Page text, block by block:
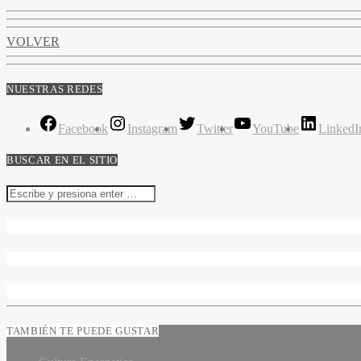
VOLVER
NUESTRAS REDES
Facebook Instagram Twitter YouTube
BUSCAR EN EL SITIO
TAMBIÉN TE PUEDE GUSTAR